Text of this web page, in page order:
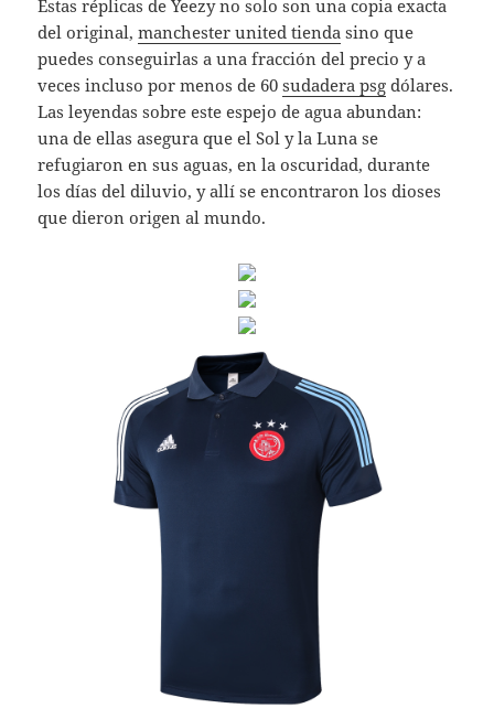
Estas réplicas de Yeezy no solo son una copia exacta
del original,manchester united tienda sino que
puedes conseguirlas a una fracción del precio y a
veces incluso por menos de 60sudadera psg dólares.
Las leyendas sobre este espejo de agua abundan:
una de ellas asegura que el Sol y la Luna se
refugiaron en sus aguas, en la oscuridad, durante
los días del diluvio, y allí se encontraron los dioses
que dieron origen al mundo.